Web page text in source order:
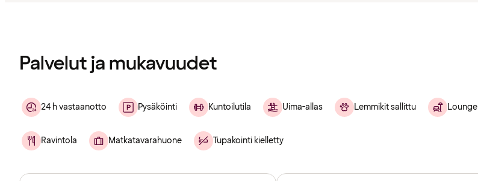
Palvelut ja mukavuudet
24 h vastaanotto Pysäköinti Kuntoilutila Uima-allas Lemmikit sallittu Lounge
Ravintola Matkatavarahuone Tupakointi kielletty